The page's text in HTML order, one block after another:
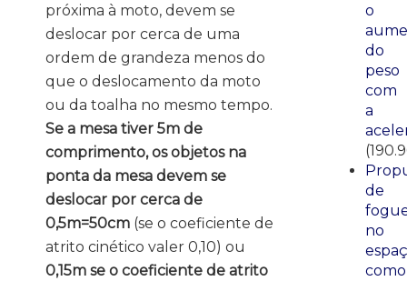
próxima à moto, devem se
deslocar por cerca de uma
ordem de grandeza menos do
que o deslocamento da moto
ou da toalha no mesmo tempo.
Se a mesa tiver 5m de
comprimento, os objetos na
ponta da mesa devem se
deslocar por cerca de
0,5m=50cm (se o coeficiente de
atrito cinético valer 0,10) ou
0,15m se o coeficiente de atrito
o
do
peso
com
a
de
no
como